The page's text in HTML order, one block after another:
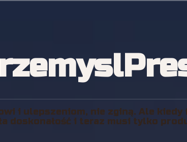
i ulepszeniom, nie zginą. Ale
doskonałość i teraz musi tylko